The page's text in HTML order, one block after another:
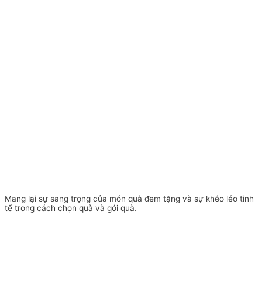
Mang lại sự sang trọng của món quà đem tặng và sự khéo léo tinh
tế trong cách chọn quà và gói quà.